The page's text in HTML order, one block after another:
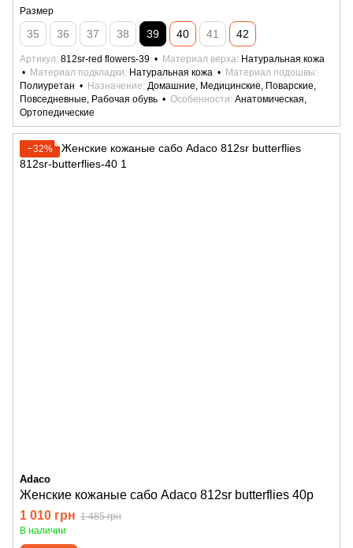
Размер
35 36 37 38 39 40 41 42
Артикул 812sr-red flowers-39 Материал верха Натуральная кожа
Материал подкладки
Натуральная кожа
Материал подошвы
Полиуретан
Назначение Домашние, Медицинские, Поварские,
Повседневные, Рабочая обувь
Особенности Анатомическая,
Ортопедические
−32%
Adaco
Женские кожаные сабо Adaco 812sr butterflies 40р
1 010 грн 1 485 грн
В наличии